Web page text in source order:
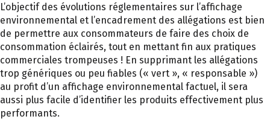
L’objectif des évolutions réglementaires sur l’affichage
environnemental et l’encadrement des allégations est bien
de permettre aux consommateurs de faire des choix de
consommation éclairés, tout en mettant fin aux pratiques
commerciales trompeuses ! En supprimant les allégations
trop génériques ou peu fiables (« vert », « responsable »)
au profit d’un affichage environnemental factuel, il sera
aussi plus facile d’identifier les produits effectivement plus
performants.